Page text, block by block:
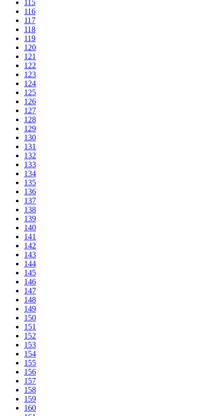
115
116
117
118
119
120
121
122
123
124
125
126
127
128
129
130
131
132
133
134
135
136
137
138
139
140
141
142
143
144
145
146
147
148
149
150
151
152
153
154
155
156
157
158
159
160